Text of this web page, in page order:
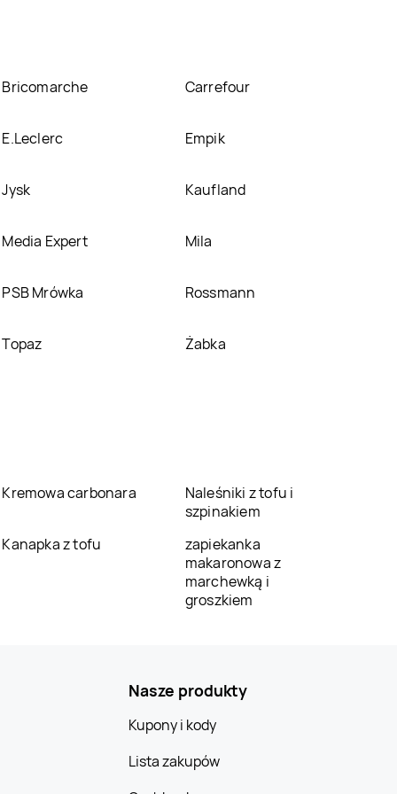
Bricomarche Carrefour
E.Leclerc Empik
Jysk Kaufland
Media Expert Mila
PSB Mrówka Rossmann
Topaz Żabka
Kremowa carbonara
Naleśniki z tofu i
szpinakiem
Kanapka z tofu
zapiekanka
makaronowa z
marchewką i
groszkiem
Nasze produkty
Kupony i kody
Lista zakupów